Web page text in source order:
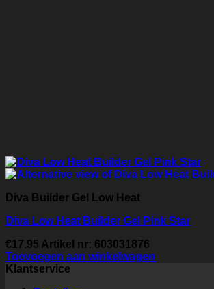
Diva Builder Gel Low Heat
Diva Low Heat Builder Gel Pink Star
€17.95 Artikel nr: 603031876
Toevoegen aan winkelwagen
Klantservice